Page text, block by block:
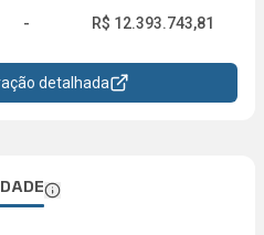
- R$ 12.393.743,81
detalhada